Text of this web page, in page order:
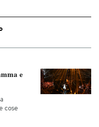
Mondiali calcio 2026
e
cose